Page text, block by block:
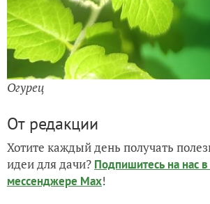
Огурец
От редакции
Хотите каждый день получать
идеи для дачи? Подпишитесь на нас
мессенджере Max!